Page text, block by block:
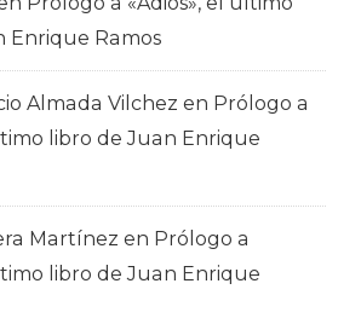
Enrique Ramos
Almada Vilchez en Prólogo a
libro de Juan Enrique
Martínez en Prólogo a
libro de Juan Enrique